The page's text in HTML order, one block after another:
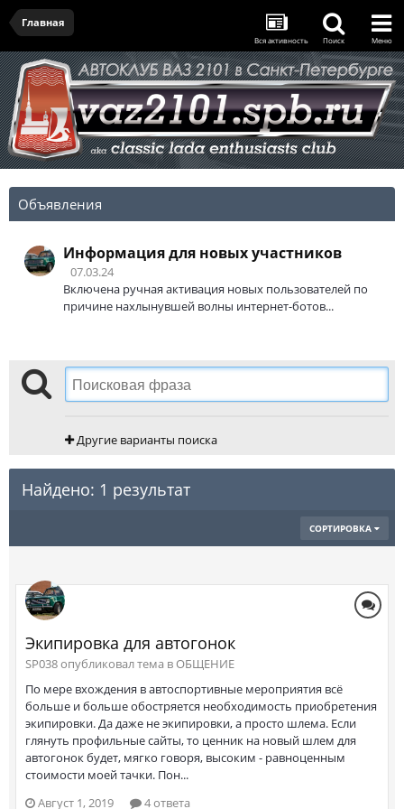
Главная
Вся активность Поиск Меню
Объявления
Информация для новых участников
07.03.24
Включена ручная активация новых пользователей по
причине нахлынувшей волны интернет-ботов...
Другие варианты поиска
Найдено: 1 результат
СОРТИРОВКА
Экипировка для автогонок
SP038 опубликовал тема вОБЩЕНИЕ
По мере вхождения в автоспортивные мероприятия всё
больше и больше обостряется необходимость приобретения
экипировки. Да даже не экипировки, а просто шлема. Если
глянуть профильные сайты, то ценник на новый шлем для
автогонок будет, мягко говоря, высоким - равноценным
стоимости моей тачки. Пон...
Август 1, 2019
4 ответа